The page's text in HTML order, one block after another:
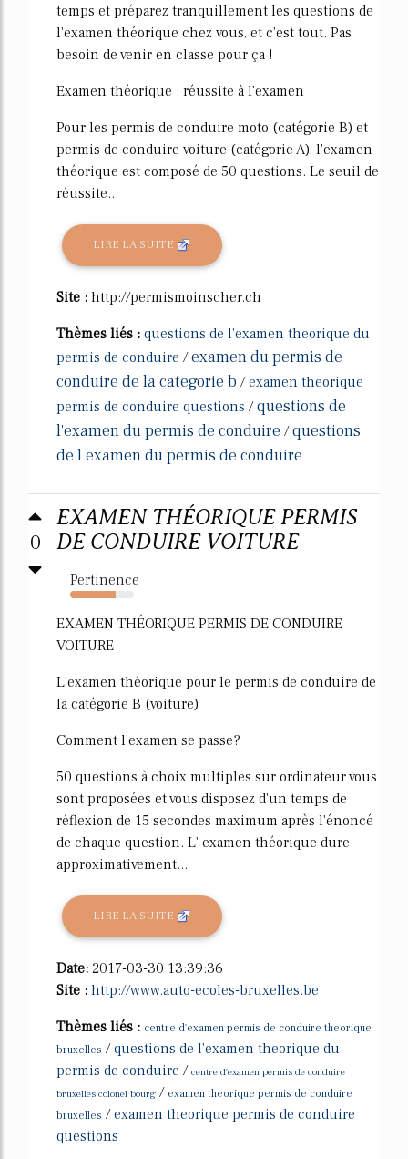
temps et préparez tranquillement les questions de
l'examen théorique chez vous, et c'est tout. Pas
besoin de venir en classe pour ça !
Examen théorique : réussite à l'examen
Pour les permis de conduire moto (catégorie B) et
permis de conduire voiture (catégorie A), l'examen
théorique est composé de 50 questions. Le seuil de
réussite...
LIRE LA SUITE
Site : http://permismoinscher.ch
Thèmes liés : questions de l'examen theorique du
permis de conduire /examen du permis de
conduire de la categorie b /examen theorique
permis de conduire questions /questions de
l'examen du permis de conduire /questions
de l examen du permis de conduire
0
EXAMEN THÉORIQUE PERMIS
DE CONDUIRE VOITURE
Pertinence
71%
EXAMEN THÉORIQUE PERMIS DE CONDUIRE
VOITURE
L'examen théorique pour le permis de conduire de
la catégorie B (voiture)
Comment l'examen se passe?
50 questions à choix multiples sur ordinateur vous
sont proposées et vous disposez d'un temps de
réflexion de 15 secondes maximum après l'énoncé
de chaque question. L' examen théorique dure
approximativement...
LIRE LA SUITE
Date: 2017-03-30 13:39:36
Site : http://www.auto-ecoles-bruxelles.be
Thèmes liés : centre d'examen permis de conduire theorique
bruxelles /questions de l'examen theorique du
permis de conduire / centre d'examen permis de conduire
bruxelles colonel bourg / examen theorique permis de conduire
bruxelles /examen theorique permis de conduire
questions